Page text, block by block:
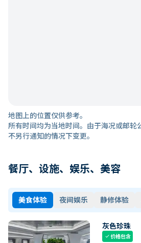
地图上的位置仅供参考。
所有时间均为当地时间。由于海况或邮轮
不另行通知的情况下变更。
餐厅、设施、娱乐、美容
美食体验 夜间娱乐 静修体验
灰色珍珠
check价格包含